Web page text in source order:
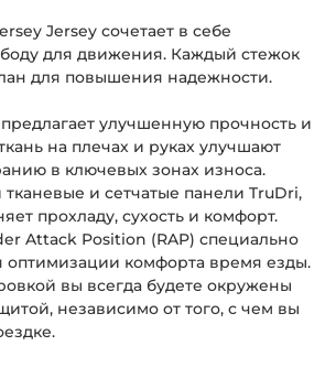
Jersey сочетает в себе
для движения. Каждый стежок
для повышения надежности.
улучшенную прочность и
на плечах и руках улучшают
в ключевых зонах износа.
и сетчатые панели TruDri,
прохладу, сухость и комфорт.
Attack Position (RAP) специально
оптимизации комфорта время езды.
вы всегда будете окружены
независимо от того, с чем вы